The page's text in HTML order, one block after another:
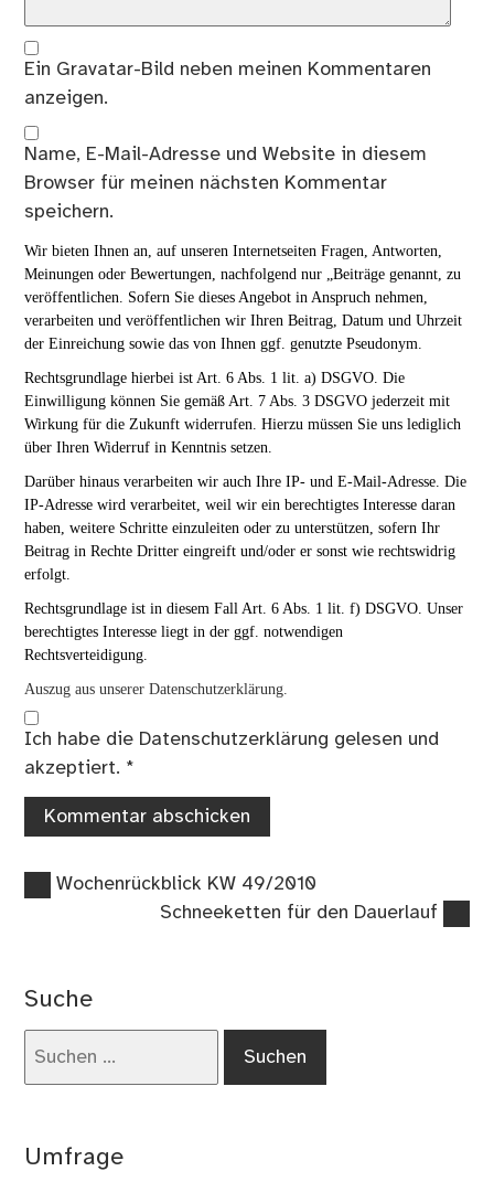
Ein Gravatar-Bild neben meinen Kommentaren
anzeigen.
Name, E-Mail-Adresse und Website in diesem
Browser für meinen nächsten Kommentar
speichern.
Wir bieten Ihnen an, auf unseren Internetseiten Fragen, Antworten,
Meinungen oder Bewertungen, nachfolgend nur „Beiträge genannt, zu
veröffentlichen. Sofern Sie dieses Angebot in Anspruch nehmen,
verarbeiten und veröffentlichen wir Ihren Beitrag, Datum und Uhrzeit
der Einreichung sowie das von Ihnen ggf. genutzte Pseudonym.
Rechtsgrundlage hierbei ist Art. 6 Abs. 1 lit. a) DSGVO. Die
Einwilligung können Sie gemäß Art. 7 Abs. 3 DSGVO jederzeit mit
Wirkung für die Zukunft widerrufen. Hierzu müssen Sie uns lediglich
über Ihren Widerruf in Kenntnis setzen.
Darüber hinaus verarbeiten wir auch Ihre IP- und E-Mail-Adresse. Die
IP-Adresse wird verarbeitet, weil wir ein berechtigtes Interesse daran
haben, weitere Schritte einzuleiten oder zu unterstützen, sofern Ihr
Beitrag in Rechte Dritter eingreift und/oder er sonst wie rechtswidrig
erfolgt.
Rechtsgrundlage ist in diesem Fall Art. 6 Abs. 1 lit. f) DSGVO. Unser
berechtigtes Interesse liegt in der ggf. notwendigen
Rechtsverteidigung.
Auszug aus unserer Datenschutzerklärung.
Ich habe die Datenschutzerklärung gelesen und
akzeptiert. *
Beitragsnavigation
Vorheriger
Wochenrückblick KW 49/2010
Nächster
Schneeketten für den Dauerlauf
Suche
Umfrage